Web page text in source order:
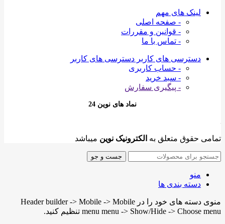
لینک های مهم
- صفحه اصلی
- قوانین و مقررات
- تماس با ما
دسترسی های کاربر دسترسی های کاربر
- حساب کاربری
- سبد خرید
- پیگیری سفارش
نماد های نوین 24
تمامی حقوق متعلق به الکترونیک نوین میباشد
جست و جو
منو
دسته بندی ها
منوی دسته های خود را در Header builder -> Mobile -> Mobile
menu menu -> Show/Hide -> Choose menu تنظیم کنید.